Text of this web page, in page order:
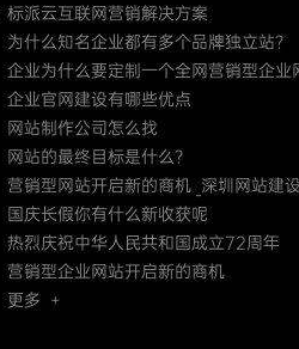
标派云互联网营销解决方案
为什么知名企业都有多个品牌独立站？
企业为什么要定制一个全网营销型企业
企业官网建设有哪些优点
网站制作公司怎么找
网站的最终目标是什么？
营销型网站开启新的商机 _深圳网站建
国庆长假你有什么新收获呢
热烈庆祝中华人民共和国成立72周年
营销型企业网站开启新的商机
更多 +